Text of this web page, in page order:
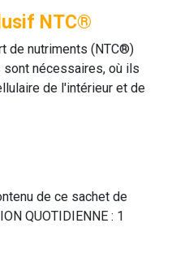
NTC®
de nutriments (NTC®)
nécessaires, où ils
de l'intérieur et de
de ce sachet de
QUOTIDIENNE : 1